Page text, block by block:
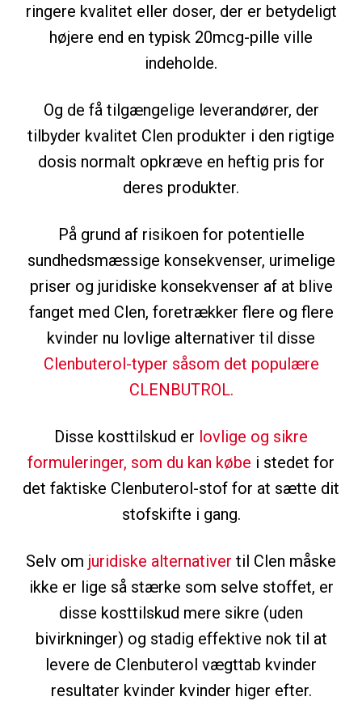
ringere kvalitet eller doser, der er betydeligt
højere end en typisk 20mcg-pille ville
indeholde.
Og de få tilgængelige leverandører, der
tilbyder kvalitet Clen produkter i den rigtige
dosis normalt opkræve en heftig pris for
deres produkter.
På grund af risikoen for potentielle
sundhedsmæssige konsekvenser, urimelige
priser og juridiske konsekvenser af at blive
fanget med Clen, foretrækker flere og flere
kvinder nu lovlige alternativer til disse
Clenbuterol-typer såsom det populære
CLENBUTROL.
Disse kosttilskud er lovlige og sikre
formuleringer, som du kan købe i stedet for
det faktiske Clenbuterol-stof for at sætte dit
stofskifte i gang.
Selv om juridiske alternativer til Clen måske
ikke er lige så stærke som selve stoffet, er
disse kosttilskud mere sikre (uden
bivirkninger) og stadig effektive nok til at
levere de Clenbuterol vægttab kvinder
resultater kvinder kvinder higer efter.